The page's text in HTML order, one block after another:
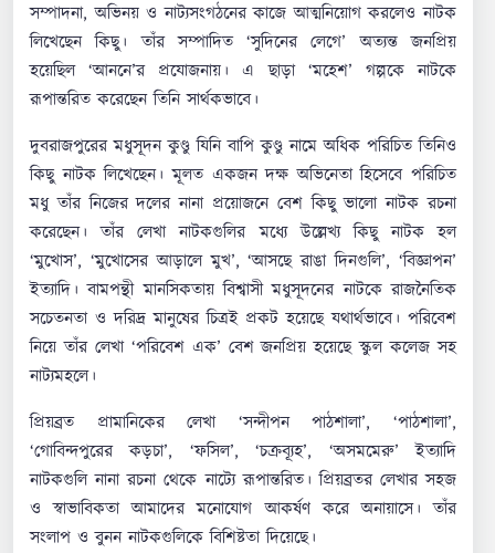
সম্পাদনা, অভিনয় ও নাট্যসংগঠনের কাজে আত্মনিয়োগ করলেও নাটক
লিখেছেন কিছু। তাঁর সম্পাদিত ‘সুদিনের লেগে’ অত্যন্ত জনপ্রিয়
হয়েছিল ‘আননে’র প্রযোজনায়। এ ছাড়া ‘মহেশ’ গল্পকে নাটকে
রূপান্তরিত করেছেন তিনি সার্থকভাবে।
দুবরাজপুরের মধুসূদন কুণ্ডু যিনি বাপি কুণ্ডু নামে অধিক পরিচিত তিনিও
কিছু নাটক লিখেছেন। মূলত একজন দক্ষ অভিনেতা হিসেবে পরিচিত
মধু তাঁর নিজের দলের নানা প্রয়োজনে বেশ কিছু ভালো নাটক রচনা
করেছেন। তাঁর লেখা নাটকগুলির মধ্যে উল্লেখ্য কিছু নাটক হল
‘মুখোস’, ‘মুখোসের আড়ালে মুখ’, ‘আসছে রাঙা দিনগুলি’, ‘বিজ্ঞাপন’
ইত্যাদি। বামপন্থী মানসিকতায় বিশ্বাসী মধুসূদনের নাটকে রাজনৈতিক
সচেতনতা ও দরিদ্র মানুষের চিত্রই প্রকট হয়েছে যথার্থভাবে। পরিবেশ
নিয়ে তাঁর লেখা ‘পরিবেশ এক’ বেশ জনপ্রিয় হয়েছে স্কুল কলেজ সহ
নাট্যমহলে।
প্রিয়ব্রত প্রামানিকের লেখা ‘সন্দীপন পাঠশালা’, ‘পাঠশালা’,
‘গোবিন্দপুরের কড়চা’, ‘ফসিল’, ‘চক্রব্যূহ’, ‘অসমমেরু’ ইত্যাদি
নাটকগুলি নানা রচনা থেকে নাট্যে রূপান্তরিত। প্রিয়ব্রতর লেখার সহজ
ও স্বাভাবিকতা আমাদের মনোযোগ আকর্ষণ করে অনায়াসে। তাঁর
সংলাপ ও বুনন নাটকগুলিকে বিশিষ্টতা দিয়েছে।